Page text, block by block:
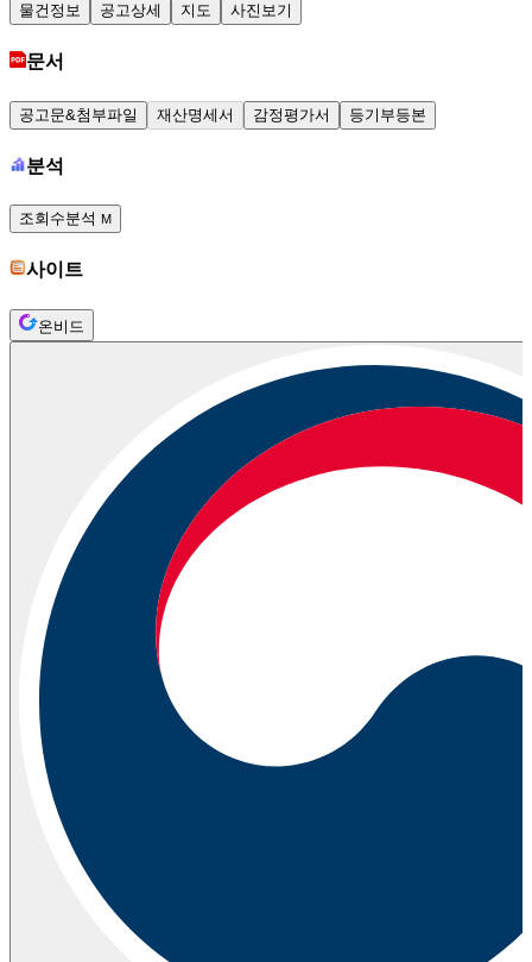
물건정보 공고상세 지도 사진보기
문서
공고문&첨부파일 재산명세서 감정평가서 등기부등본
분석
조회수분석 M
사이트
온비드